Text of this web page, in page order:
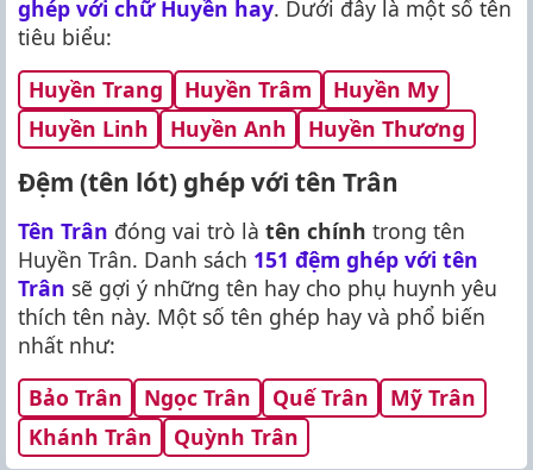
ghép với chữ Huyền hay. Dưới đây là một số tên
tiêu biểu:
Huyền Trang
Huyền Trâm
Huyền My
Huyền Linh
Huyền Anh Huyền Thương
Đệm (tên lót) ghép với tên Trân
Tên Trân đóng vai trò là tên chính trong tên
Huyền Trân. Danh sách 151 đệm ghép với tên
Trân sẽ gợi ý những tên hay cho phụ huynh yêu
thích tên này. Một số tên ghép hay và phổ biến
nhất như:
Bảo Trân
Ngọc Trân Quế Trân
Mỹ Trân
Khánh Trân
Quỳnh Trân